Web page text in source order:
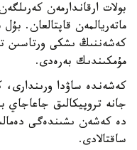
بولات ارقاندارمەن
ماتەريالمەن قاپتالعان.
كەشەننىڭ ىشكى ورتاسىن
مۇمكىندىك بەرەدى.
كەشەندە ساۋدا ورىندارى،
جانە تروپيكالىق جاعاجاي
دە كەشەن ىشىندەگى
ساقتالادى.